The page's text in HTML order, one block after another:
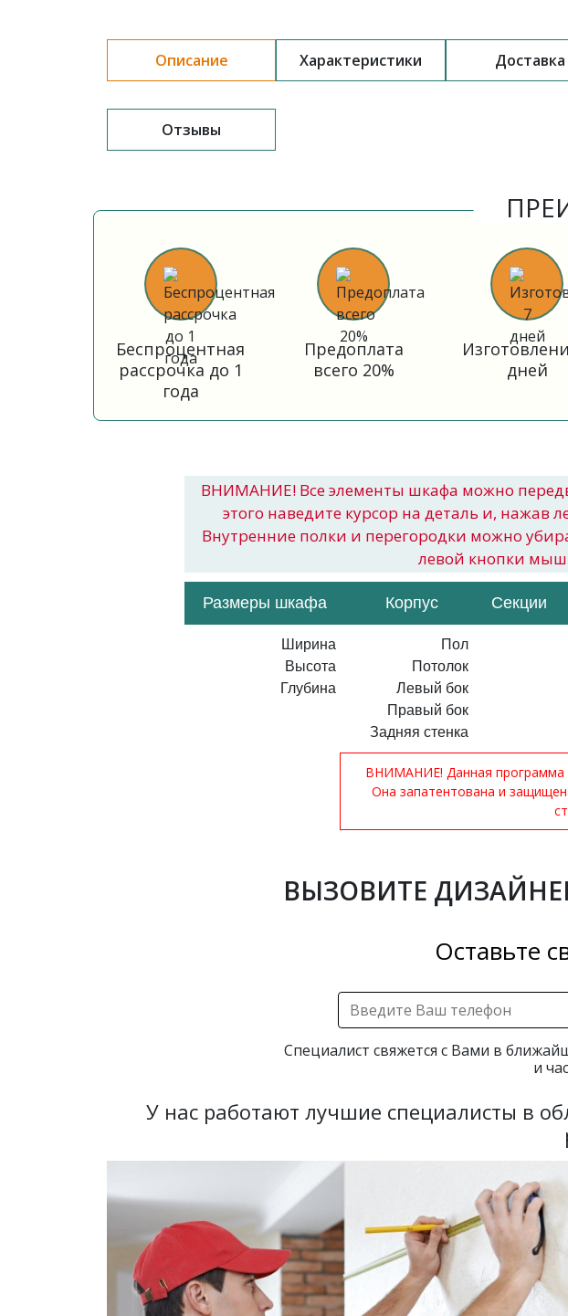
Описание Характеристики Доставка
Отзывы
Беспроцентная
рассрочка до 1
года
Предоплата
всего 20%
дней
ВНИМАНИЕ! Все элементы шкафа можно
этого наведите курсор на деталь и, нажав
Внутренние полки и перегородки можно
левой кнопки
Размеры шкафа Корпус Секции
Ширина
Высота
Глубина
Пол
Потолок
Левый бок
Правый бок
Задняя стенка
ВНИМАНИЕ! Данная программа
Она запатентована и
ВЫЗОВИТЕ
Оставьте
Специалист свяжется с Вами в
и
У нас работают лучшие специалисты в